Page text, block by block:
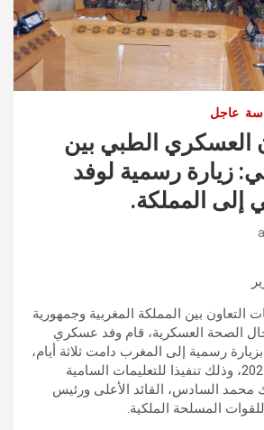
عاجل
العسكري الطبي بين
زيارة رسمية لوفد
المملكة.
التعاون بين المملكة المغربية وجمهورية
الصحة العسكرية، قام وفد عسكري
رسمية إلى المغرب دامت ثلاثة أيام،
من 27 إلى 29 ماي 2025، وذلك تنفيذا للتعليمات السامية
محمد السادس، القائد الأعلى ورئيس
المسلحة الملكية.